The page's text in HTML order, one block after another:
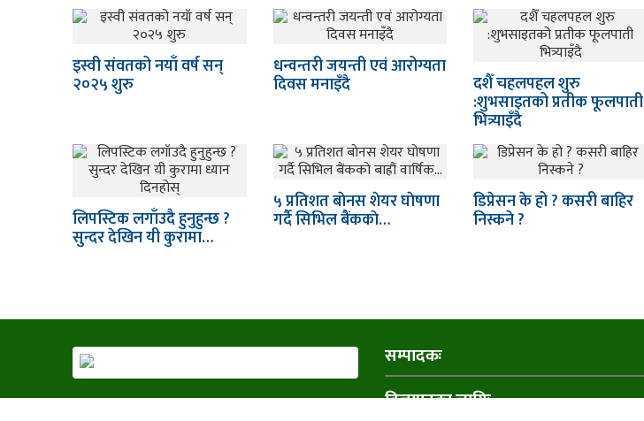
इस्वी संवतको नयाँ वर्ष सन्
२०२५ शुरु
धन्वन्तरी जयन्ती एवं आरोग्यता
दिवस मनाइँदै दशैँ चहलपहल शुरु
:शुभसाइतको प्रतीक फूलपाती
भित्र्याइँदै
लिपस्टिक लगाँउदै हुनुहुन्छ ?
सुन्दर देखिन यी कुरामा…
५ प्रतिशत बाेनस शेयर घाेषणा
गर्दै सिभिल बैंककाे…
डिप्रेसन के हो ? कसरी बाहिर
निस्कने ?
सम्पादकः
विज्ञापनका लागिः